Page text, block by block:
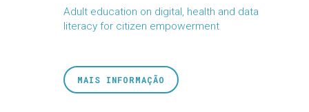
Adult education on digital, health and data
literacy for citizen empowerment
MAIS INFORMAÇÃO